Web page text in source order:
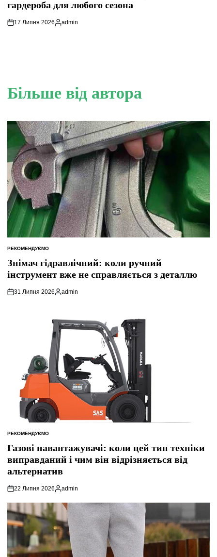
гардероба для любого сезона
17 Липня 2026
Опубліковано
admin
Більше від автора
ОПУБЛІКУВАТИ
У
РЕКОМЕНДУЄМО
Знімач гідравлічний: коли ручний
інструмент вже не справляється з деталлю
31 Липня 2026
Опубліковано
admin
ОПУБЛІКУВАТИ
У
РЕКОМЕНДУЄМО
Газові навантажувачі: коли цей тип техніки
виправданий і чим він відрізняється від
альтернатив
22 Липня 2026
Опубліковано
admin